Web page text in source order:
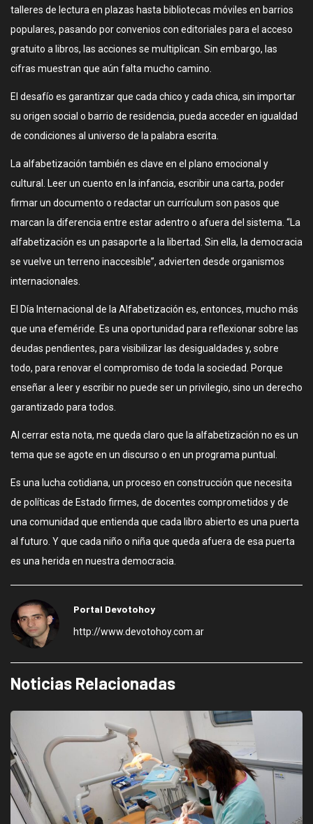
talleres de lectura en plazas hasta bibliotecas móviles en barrios
populares, pasando por convenios con editoriales para el acceso
gratuito a libros, las acciones se multiplican. Sin embargo, las
cifras muestran que aún falta mucho camino.
El desafío es garantizar que cada chico y cada chica, sin importar
su origen social o barrio de residencia, pueda acceder en igualdad
de condiciones al universo de la palabra escrita.
La alfabetización también es clave en el plano emocional y
cultural. Leer un cuento en la infancia, escribir una carta, poder
firmar un documento o redactar un currículum son pasos que
marcan la diferencia entre estar adentro o afuera del sistema. “La
alfabetización es un pasaporte a la libertad. Sin ella, la democracia
se vuelve un terreno inaccesible”, advierten desde organismos
internacionales.
El Día Internacional de la Alfabetización es, entonces, mucho más
que una efeméride. Es una oportunidad para reflexionar sobre las
deudas pendientes, para visibilizar las desigualdades y, sobre
todo, para renovar el compromiso de toda la sociedad. Porque
enseñar a leer y escribir no puede ser un privilegio, sino un derecho
garantizado para todos.
Al cerrar esta nota, me queda claro que la alfabetización no es un
tema que se agote en un discurso o en un programa puntual.
Es una lucha cotidiana, un proceso en construcción que necesita
de políticas de Estado firmes, de docentes comprometidos y de
una comunidad que entienda que cada libro abierto es una puerta
al futuro. Y que cada niño o niña que queda afuera de esa puerta
es una herida en nuestra democracia.
Portal Devotohoy
http://www.devotohoy.com.ar
Noticias Relacionadas